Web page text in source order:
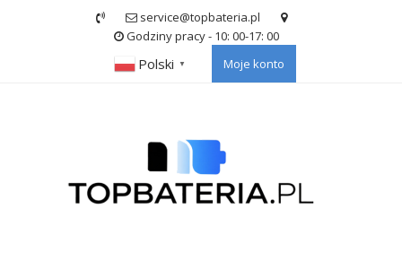
service@topbateria.pl
Godziny pracy - 10: 00-17: 00
Polski ▼ Moje konto